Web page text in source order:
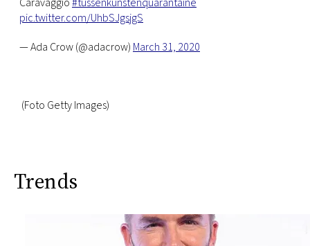
pic.twitter.com/UhbSJgsjgS
— Ada Crow (@adacrow) March 31, 2020
(Foto Getty Images)
Trends